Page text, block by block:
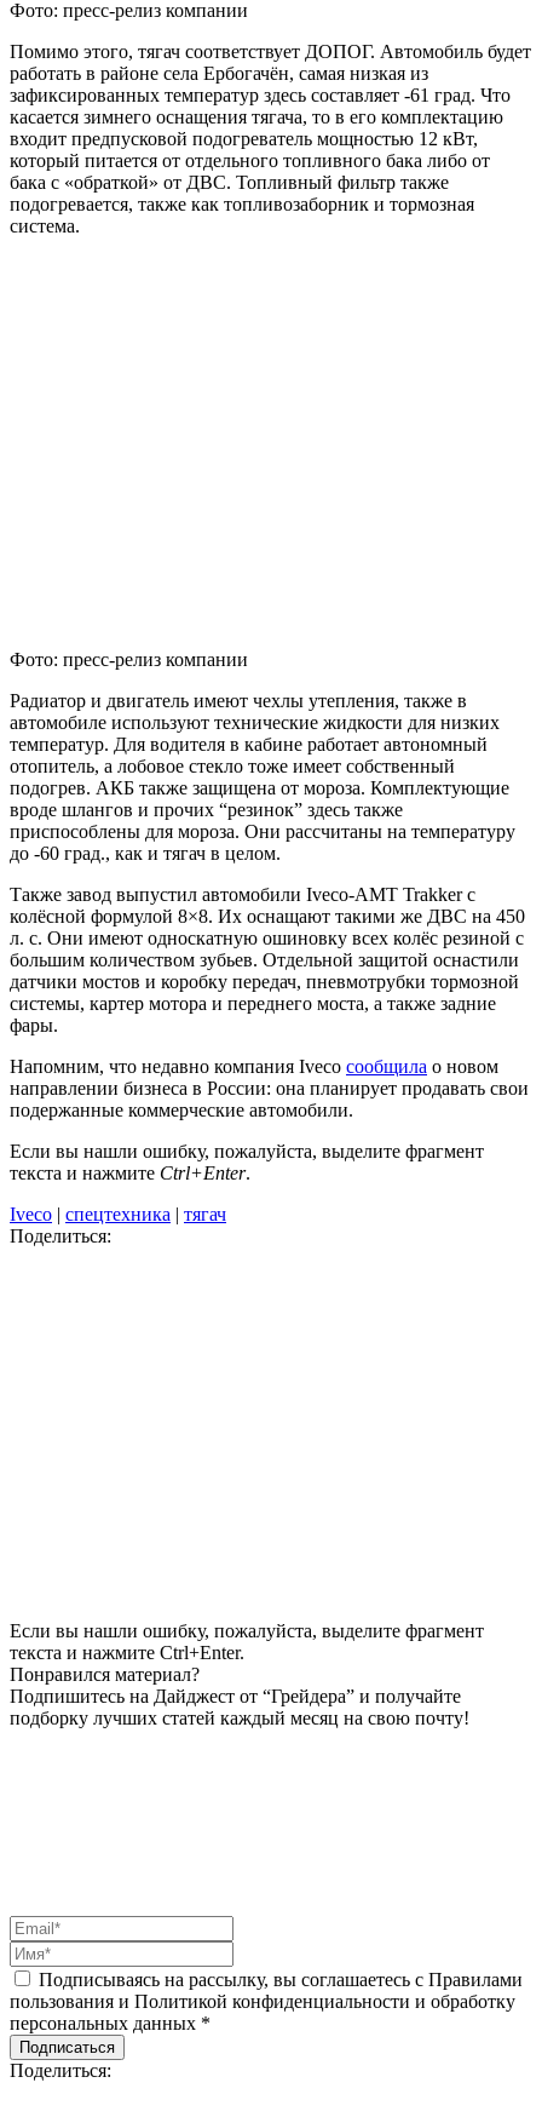
Фото: пресс-релиз компании
Помимо этого, тягач соответствует ДОПОГ. Автомобиль будет
работать в районе села Ербогачён, самая низкая из
зафиксированных температур здесь составляет -61 град. Что
касается зимнего оснащения тягача, то в его комплектацию
входит предпусковой подогреватель мощностью 12 кВт,
который питается от отдельного топливного бака либо от
бака с «обраткой» от ДВС. Топливный фильтр также
подогревается, также как топливозаборник и тормозная
система.
Фото: пресс-релиз компании
Радиатор и двигатель имеют чехлы утепления, также в
автомобиле используют технические жидкости для низких
температур. Для водителя в кабине работает автономный
отопитель, а лобовое стекло тоже имеет собственный
подогрев. АКБ также защищена от мороза. Комплектующие
вроде шлангов и прочих “резинок” здесь также
приспособлены для мороза. Они рассчитаны на температуру
до -60 град., как и тягач в целом.
Также завод выпустил автомобили Iveco-AMT Trakker с
колёсной формулой 8×8. Их оснащают такими же ДВС на 450
л. с. Они имеют односкатную ошиновку всех колёс резиной с
большим количеством зубьев. Отдельной защитой оснастили
датчики мостов и коробку передач, пневмотрубки тормозной
системы, картер мотора и переднего моста, а также задние
фары.
Напомним, что недавно компания Iveco сообщила о новом
направлении бизнеса в России: она планирует продавать свои
подержанные коммерческие автомобили.
Если вы нашли ошибку, пожалуйста, выделите фрагмент
текста и нажмите Ctrl+Enter.
Iveco | спецтехника | тягач
Поделиться:
Если вы нашли ошибку, пожалуйста, выделите фрагмент
текста и нажмите Ctrl+Enter.
Понравился материал?
Подпишитесь на Дайджест от “Грейдера” и получайте
подборку лучших статей каждый месяц на свою почту!
Подписываясь на рассылку, вы соглашаетесь с Правилами
пользования и Политикой конфиденциальности и обработку
персональных данных *
Подписаться
Поделиться: